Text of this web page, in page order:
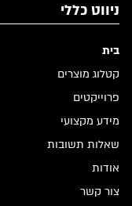
ניווט כללי
בית
קטלוג מוצרים
פרוייקטים
מידע מקצועי
שאלות תשובות
אודות
צור קשר